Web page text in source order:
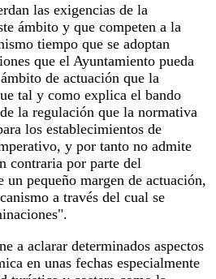
las exigencias de la
ámbito y que competen a la
tiempo que se adoptan
que el Ayuntamiento pueda
de actuación que la
tal y como explica el bando
la regulación que la normativa
los establecimientos de
y por tanto no admite
contraria por parte del
un pequeño margen de actuación,
a través del cual se
a aclarar determinados aspectos
en unas fechas especialmente